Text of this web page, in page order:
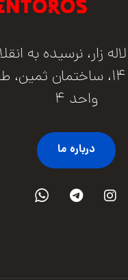
زار، نرسیده به
گلپرور، پلاک ۱۴، ساختمان
واحد ۴
درباره ما